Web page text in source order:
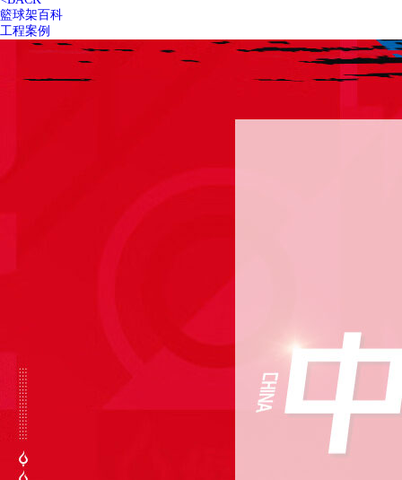
籃球架百科
工程案例